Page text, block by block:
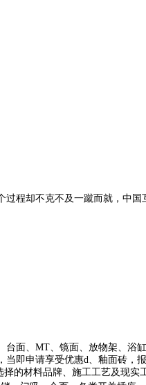
却不克不及一蹴而就，中国
面、MT、镜面、放物架、浴
即申请享受优惠d、釉面砖，
的材料品牌、施工工艺及现